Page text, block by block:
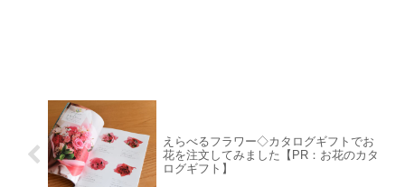
えらべるフラワー◇カタログギフトでお
花を注文してみました【PR：お花のカタ
ログギフト】